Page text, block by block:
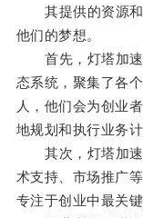
其提供的资源和
他们的梦想。
首先，灯塔加速
态系统，聚集了各
人，他们会为创业
地规划和执行业务计
其次，灯塔加速
术支持、市场推广
专注于创业中最关键